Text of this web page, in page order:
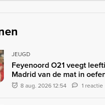
JEUGD
Feyenoord O21 veegt
Madrid van de mat in
8 aug. 2026 12:54 1 reactie